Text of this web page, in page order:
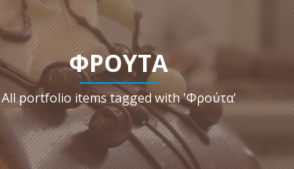
ΦΡΟΎΤΑ
All portfolio items tagged with 'Φρούτα'